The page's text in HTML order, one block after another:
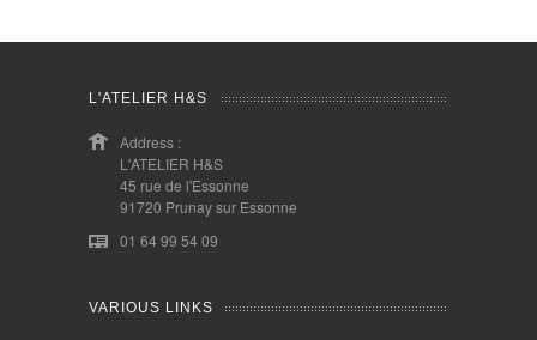
L'ATELIER H&S
Address :
L'ATELIER H&S
45 rue de l'Essonne
91720 Prunay sur Essonne
01 64 99 54 09
VARIOUS LINKS